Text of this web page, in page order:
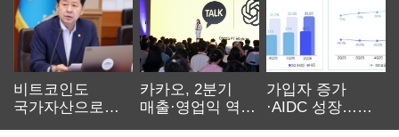
비트코인도
국가자산으로…'
카카오, 2분기
매출·영업익 역대
가입자 증가
·AIDC 성장…